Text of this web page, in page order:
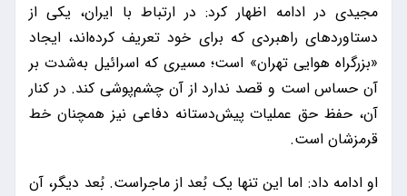
مجیدی در ادامه اظهار کرد: در ارتباط با ایران، یکی از
دستاوردهای راهبردی که برای خود تعریف کرده‌اند، ایجاد
«بزرگراه هوایی تهران» است؛ مسیری که اسرائیل به‌شدت بر
آن حساس است و قصد ندارد از آن چشم‌پوشی کند. در کنار
آن، حفظ حق عملیات پیش‌دستانه دفاعی نیز همچنان خط
قرمزشان است.
او ادامه داد: اما این تنها یک بُعد از ماجراست. بُعد دیگر، آن